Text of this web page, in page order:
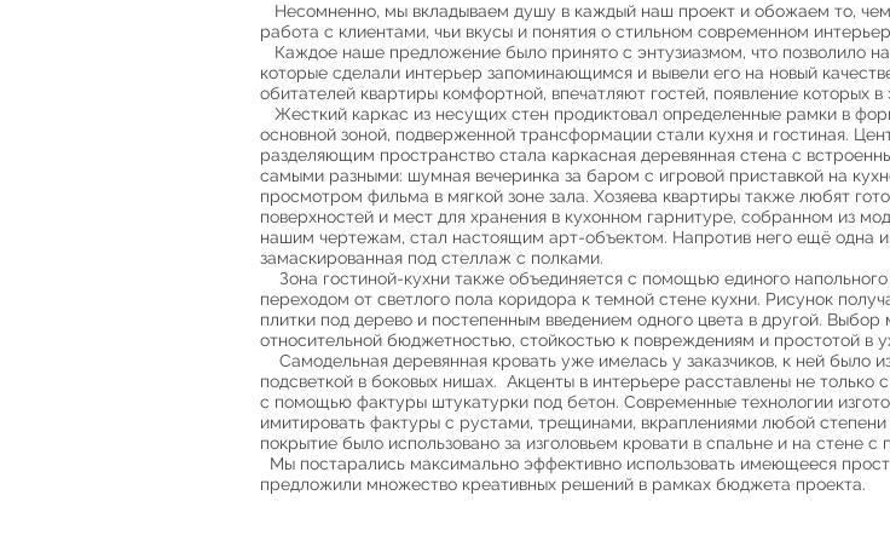
Несомненно, мы вкладываем душу в каждый наш проект и обожаем то,
работа с клиентами, чьи вкусы и понятия о стильном современном
Каждое наше предложение было принято с энтузиазмом, что позволило
которые сделали интерьер запоминающимся и вывели его на новый
обитателей квартиры комфортной, впечатляют гостей, появление которых
Жесткий каркас из несущих стен продиктовал определенные рамки в
основной зоной, подверженной трансформации стали кухня и гостиная.
разделяющим пространство стала каркасная деревянная стена с
самыми разными: шумная вечеринка за баром с игровой приставкой на
просмотром фильма в мягкой зоне зала. Хозяева квартиры также любят
поверхностей и мест для хранения в кухонном гарнитуре, собранном из
нашим чертежам, стал настоящим арт-объектом. Напротив него ещё одна
замаскированная под стеллаж с полками.
Зона гостиной-кухни также объединяется с помощью единого
переходом от светлого пола коридора к темной стене кухни. Рисунок
плитки под дерево и постепенным введением одного цвета в другой.
относительной бюджетностью, стойкостью к повреждениям и простотой в
Самодельная деревянная кровать уже имелась у заказчиков, к ней было
подсветкой в боковых нишах. Акценты в интерьере расставлены не только
с помощью фактуры штукатурки под бетон. Современные технологии
имитировать фактуры с рустами, трещинами, вкраплениями любой
покрытие было использовано за изголовьем кровати в спальне и на стене
Мы постарались максимально эффективно использовать имеющееся
предложили множество креативных решений в рамках бюджета проекта.